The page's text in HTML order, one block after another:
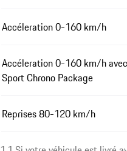
Accéleration 0-160 km/h
Accéleration 0-160 km/h avec
Sport Chrono Package
Reprises 80-120 km/h